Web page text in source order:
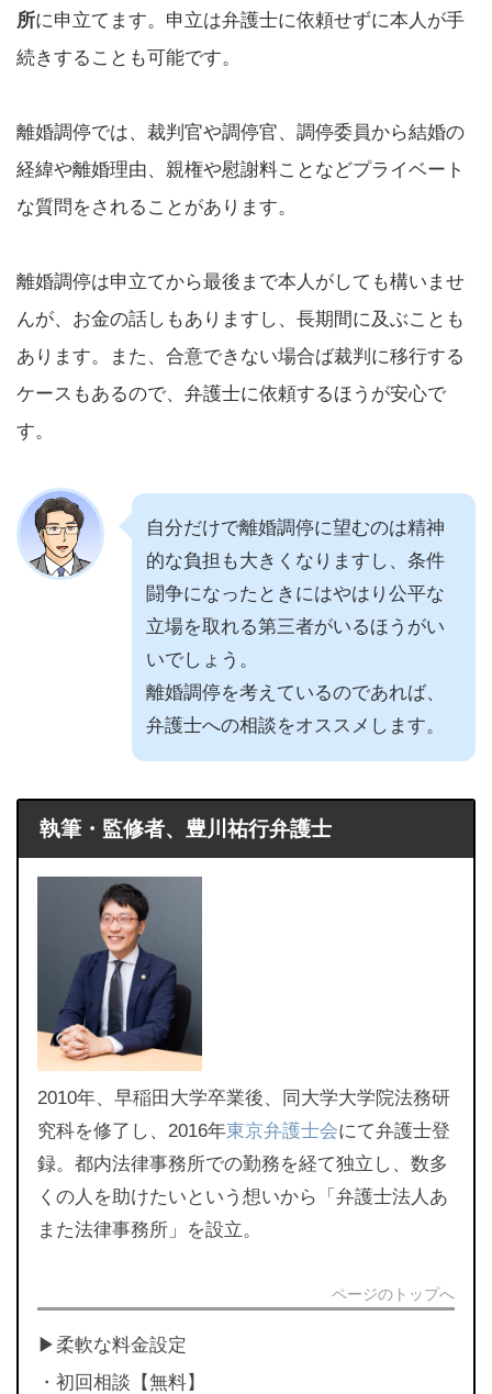
所に申立てます。申立は弁護士に依頼せずに本人が手
続きすることも可能です。
離婚調停では、裁判官や調停官、調停委員から結婚の
経緯や離婚理由、親権や慰謝料ことなどプライベート
な質問をされることがあります。
離婚調停は申立てから最後まで本人がしても構いませ
んが、お金の話しもありますし、長期間に及ぶことも
あります。また、合意できない場合ば裁判に移行する
ケースもあるので、弁護士に依頼するほうが安心で
す。
自分だけで離婚調停に望むのは精神
的な負担も大きくなりますし、条件
闘争になったときにはやはり公平な
立場を取れる第三者がいるほうがい
いでしょう。
離婚調停を考えているのであれば、
弁護士への相談をオススメします。
執筆・監修者、豊川祐行弁護士
2010年、早稲田大学卒業後、同大学大学院法務研
究科を修了し、2016年東京弁護士会にて弁護士登
録。都内法律事務所での勤務を経て独立し、数多
くの人を助けたいという想いから「弁護士法人あ
また法律事務所」を設立。
ページのトップへ
▶︎柔軟な料金設定
・初回相談【無料】